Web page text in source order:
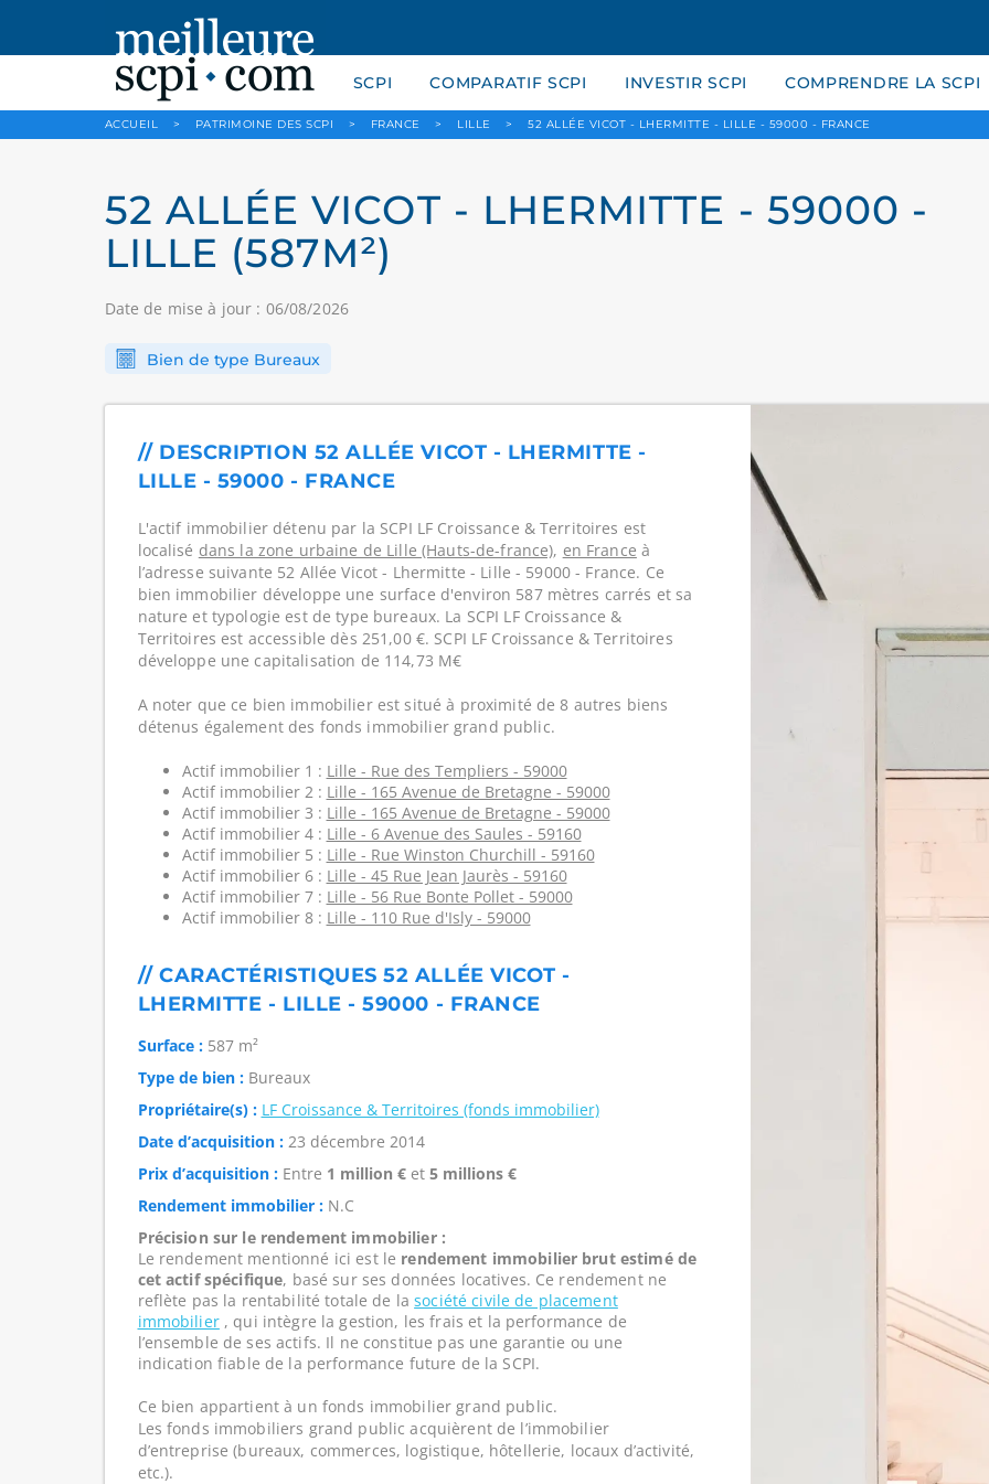
SCPI COMPARATIF SCPI INVESTIR SCPI COMPRENDRE LA SCPI
ACCUEIL > PATRIMOINE DES SCPI > FRANCE > LILLE > 52 ALLÉE VICOT - LHERMITTE - LILLE - 59000 - FRANCE
52 ALLÉE VICOT - LHERMITTE - 59000 -
LILLE (587M²)
Date de mise à jour : 06/08/2026
Bien de type Bureaux
// DESCRIPTION 52 ALLÉE VICOT - LHERMITTE -
LILLE - 59000 - FRANCE
L'actif immobilier détenu par la SCPI LF Croissance & Territoires est
localisé dans la zone urbaine de Lille (Hauts-de-france), en France à
l’adresse suivante 52 Allée Vicot - Lhermitte - Lille - 59000 - France. Ce
bien immobilier développe une surface d'environ 587 mètres carrés et sa
nature et typologie est de type bureaux. La SCPI LF Croissance &
Territoires est accessible dès 251,00 €. SCPI LF Croissance & Territoires
développe une capitalisation de 114,73 M€
A noter que ce bien immobilier est situé à proximité de 8 autres biens
détenus également des fonds immobilier grand public.
Actif immobilier 1 : Lille - Rue des Templiers - 59000
Actif immobilier 2 : Lille - 165 Avenue de Bretagne - 59000
Actif immobilier 3 : Lille - 165 Avenue de Bretagne - 59000
Actif immobilier 4 : Lille - 6 Avenue des Saules - 59160
Actif immobilier 5 : Lille - Rue Winston Churchill - 59160
Actif immobilier 6 : Lille - 45 Rue Jean Jaurès - 59160
Actif immobilier 7 : Lille - 56 Rue Bonte Pollet - 59000
Actif immobilier 8 : Lille - 110 Rue d'Isly - 59000
// CARACTÉRISTIQUES 52 ALLÉE VICOT -
LHERMITTE - LILLE - 59000 - FRANCE
Surface :587 m²
Type de bien :Bureaux
Propriétaire(s) : LF Croissance & Territoires (fonds immobilier)
Date d’acquisition :23 décembre 2014
Prix d’acquisition :Entre 1 million €et 5 millions €
Rendement immobilier :N.C
Précision sur le rendement immobilier :
Le rendement mentionné ici est le rendement immobilier brut estimé de
cet actif spécifique, basé sur ses données locatives. Ce rendement ne
reflète pas la rentabilité totale de lasociété civile de placement
immobilier, qui intègre la gestion, les frais et la performance de
l’ensemble de ses actifs. Il ne constitue pas une garantie ou une
indication fiable de la performance future de la SCPI.
Ce bien appartient à un fonds immobilier grand public.
Les fonds immobiliers grand public acquièrent de l’immobilier
d’entreprise (bureaux, commerces, logistique, hôtellerie, locaux d’activité,
etc.).